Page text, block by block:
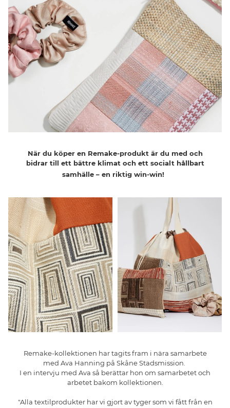
Närdu köper en Remake-produkt ärdu med och
bidrartill ett bättre klimat och ett socialt hållbart
samhälle– en riktigwin-win!
Remake-kollektionen har tagits fram i nära samarbete
med Ava Hanning på Skåne Stadsmission
I en intervju med Ava så berättar hon om samarbetet och
arbetet bakom kollektionen.
"Alla textilprodukter har vi gjort av tyger som vi fått från en